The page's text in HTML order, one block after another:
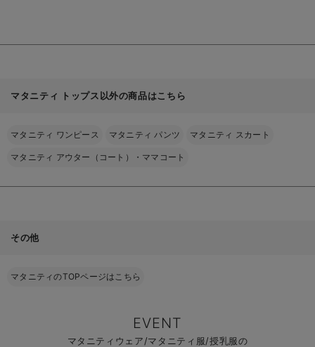
マタニティ トップス以外の商品はこちら
マタニティ ワンピース マタニティ パンツ マタニティ スカート
マタニティ アウター（コート）・ママコート
その他
マタニティのTOPページはこちら
EVENT
マタニティウェア/マタニティ服/授乳服の